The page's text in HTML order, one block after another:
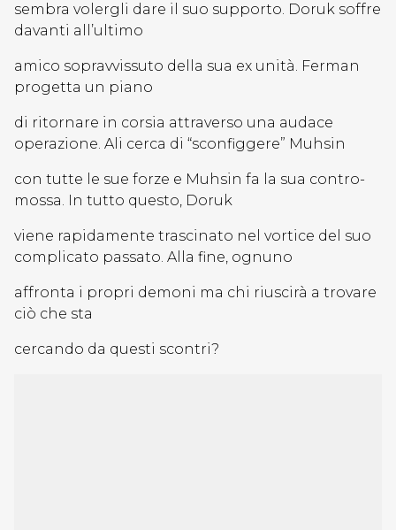
sembra volergli dare il suo supporto. Doruk soffre
davanti all’ultimo
amico sopravvissuto della sua ex unità. Ferman
progetta un piano
di ritornare in corsia attraverso una audace
operazione. Ali cerca di “sconfiggere” Muhsin
con tutte le sue forze e Muhsin fa la sua contro-
mossa. In tutto questo, Doruk
viene rapidamente trascinato nel vortice del suo
complicato passato. Alla fine, ognuno
affronta i propri demoni ma chi riuscirà a trovare
ciò che sta
cercando da questi scontri?